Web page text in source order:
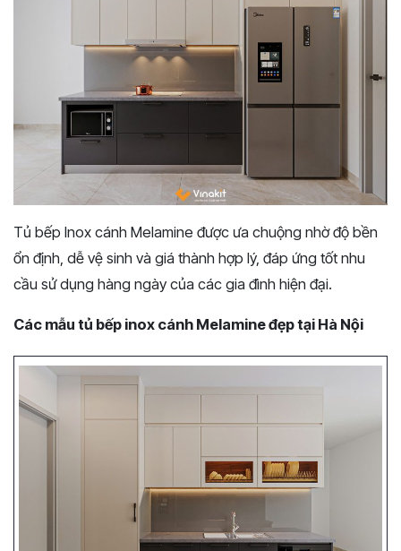
Tủ bếp Inox cánh Melamine được ưa chuộng nhờ độ bền
ổn định, dễ vệ sinh và giá thành hợp lý, đáp ứng tốt nhu
cầu sử dụng hàng ngày của các gia đình hiện đại.
Các mẫu tủ bếp inox cánh Melamine đẹp tại Hà Nội